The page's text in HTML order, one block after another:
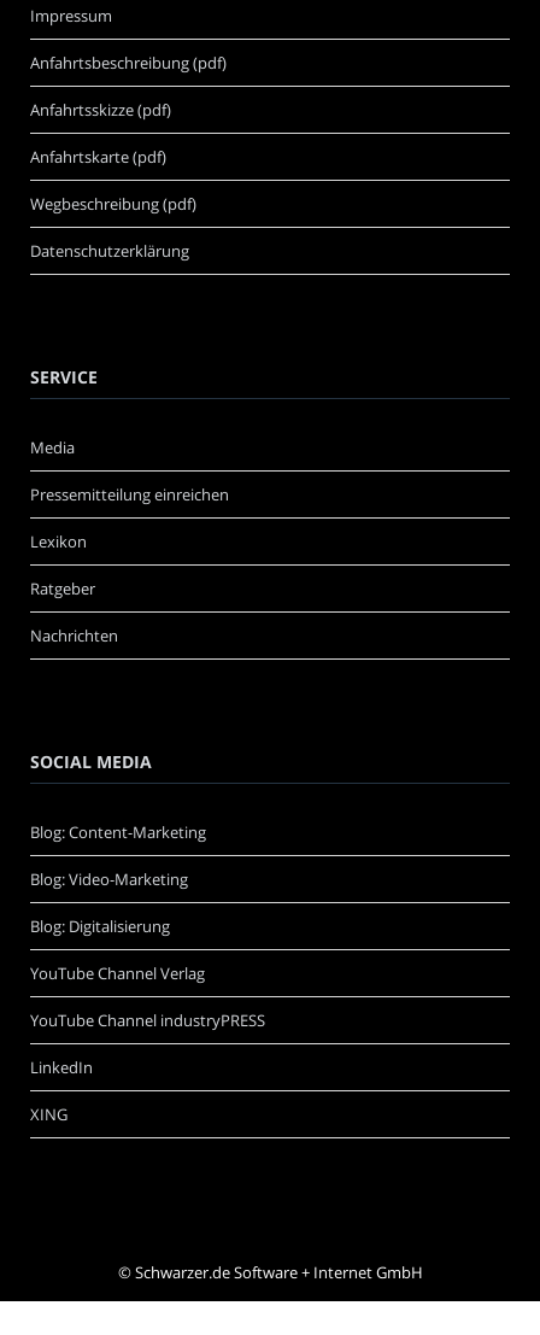
Impressum
Anfahrtsbeschreibung (pdf)
Anfahrtsskizze (pdf)
Anfahrtskarte (pdf)
Wegbeschreibung (pdf)
Datenschutzerklärung
SERVICE
Media
Pressemitteilung einreichen
Lexikon
Ratgeber
Nachrichten
SOCIAL MEDIA
Blog: Content-Marketing
Blog: Video-Marketing
Blog: Digitalisierung
YouTube Channel Verlag
YouTube Channel industryPRESS
LinkedIn
XING
©Schwarzer.de Software + Internet GmbH